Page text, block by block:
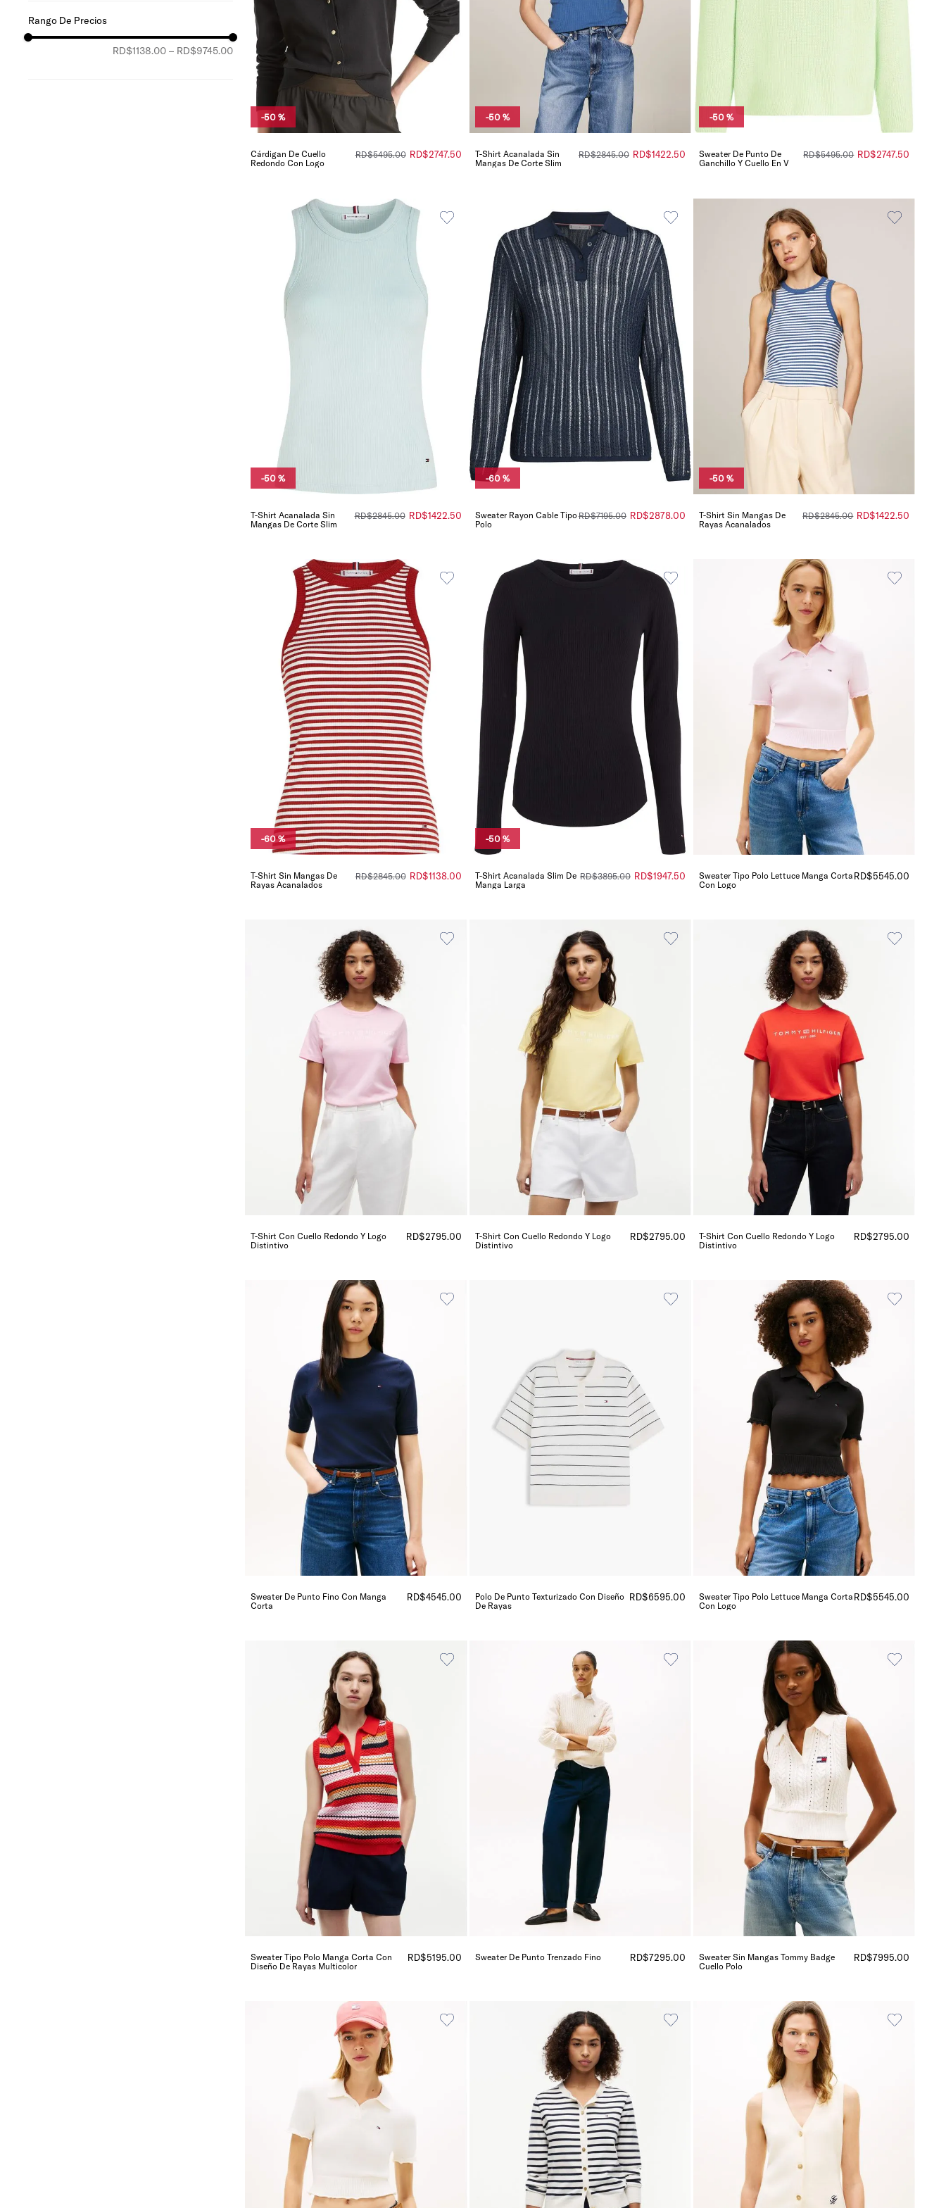
negro
rojo
s
m
RD$1138.00 – RD$9745.00
-50 %
Cárdigan De Cuello
Redondo Con Logo
RD$2747.50
RD$5495.00
-50 %
T-Shirt Acanalada Sin
Mangas De Corte Slim
RD$1422.50
RD$2845.00
-50 %
Sweater De Punto De
Ganchillo Y Cuello En V
RD$2747.50
RD$5495.00
-50 %
T-Shirt Acanalada Sin
Mangas De Corte Slim
RD$1422.50
RD$2845.00
-60 %
Sweater Rayon Cable Tipo
Polo
RD$2878.00
RD$7195.00
-50 %
T-Shirt Sin Mangas De
Rayas Acanalados
RD$1422.50
RD$2845.00
-60 %
T-Shirt Sin Mangas De
Rayas Acanalados
RD$1138.00
RD$2845.00
-50 %
T-Shirt Acanalada Slim De
Manga Larga
RD$1947.50
RD$3895.00
Sweater Tipo Polo Lettuce Manga Corta
Con Logo
RD$5545.00
T-Shirt Con Cuello Redondo Y Logo
Distintivo
RD$2795.00
T-Shirt Con Cuello Redondo Y Logo
Distintivo
RD$2795.00
T-Shirt Con Cuello Redondo Y Logo
Distintivo
RD$2795.00
Sweater De Punto Fino Con Manga
Corta
RD$4545.00
Polo De Punto Texturizado Con Diseño
De Rayas
RD$6595.00
Sweater Tipo Polo Lettuce Manga Corta
Con Logo
RD$5545.00
Sweater Tipo Polo Manga Corta Con
Diseño De Rayas Multicolor
RD$5195.00 Sweater De Punto Trenzado Fino RD$7295.00
Sweater Sin Mangas Tommy Badge
Cuello Polo
RD$7995.00